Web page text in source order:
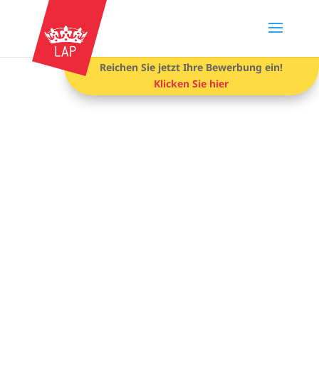
Reichen Sie jetzt Ihre Bewerbung ein!
Klicken Sie hier